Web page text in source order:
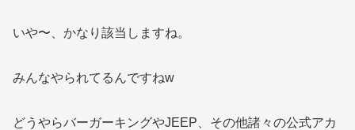
いや〜、かなり該当しますね。
みんなやられてるんですねw
どうやらバーガーキングやJEEP、その他諸々の公式アカ